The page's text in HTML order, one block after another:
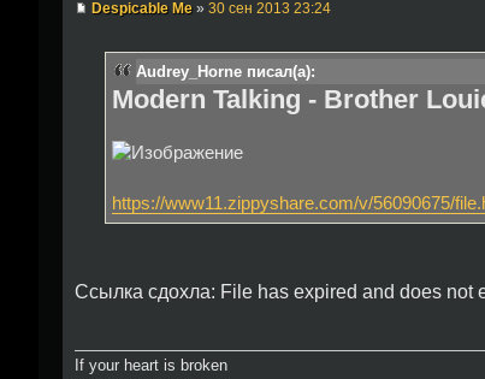
Despicable Me » 30 сен 2013 23:24
Audrey_Horne писал(а):
Modern Talking - Brother
https://www11.zippyshare.com/v/56090675/
Ссылка сдохла: File has expired and does not
If your heart is broken